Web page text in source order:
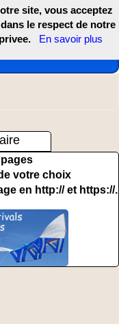
TOM et COM
votre choix
en http:// et https://.
site, vous acceptez
le respect de notre
En savoir plus